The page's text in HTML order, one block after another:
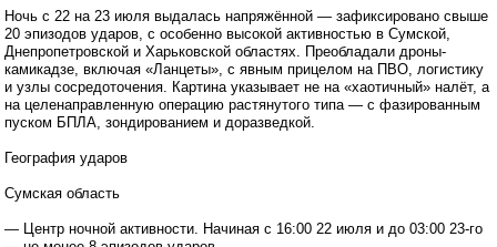
Ночь с 22 на 23 июля выдалась напряжённой — зафиксировано свыше
20 эпизодов ударов, с особенно высокой активностью в Сумской,
Днепропетровской и Харьковской областях. Преобладали дроны-
камикадзе, включая «Ланцеты», с явным прицелом на ПВО, логистику
и узлы сосредоточения. Картина указывает не на «хаотичный» налёт, а
на целенаправленную операцию растянутого типа — с фазированным
пуском БПЛА, зондированием и доразведкой.
География ударов
Сумская область
— Центр ночной активности. Начиная с 16:00 22 июля и до 03:00 23-го